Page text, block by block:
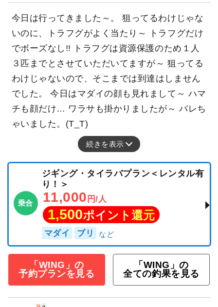
今日は行ってきました～。 狙ってるわけじゃな
いのに、トラフグがよく当たり～ トラフグだけ
でボーズなし!! トラフグは資源保護のため１人
３匹までとさせていただいてますが～ 狙ってる
わけじゃないので、そこまでは到達はしません
でした。 今日はマダイの顔も見れまして～ ハマ
チも顔だけ… ワラサも掛かりましたが～ バレち
ゃいました。(T_T)
続きを表示
乗合
ジギング・タイラバプラン＜レンタル有
り！＞
11,000 円/人
1,500ポイント還元
マダイ ブリ
「WING」の
予約プランを見る
「WING」の
全ての釣果を見る